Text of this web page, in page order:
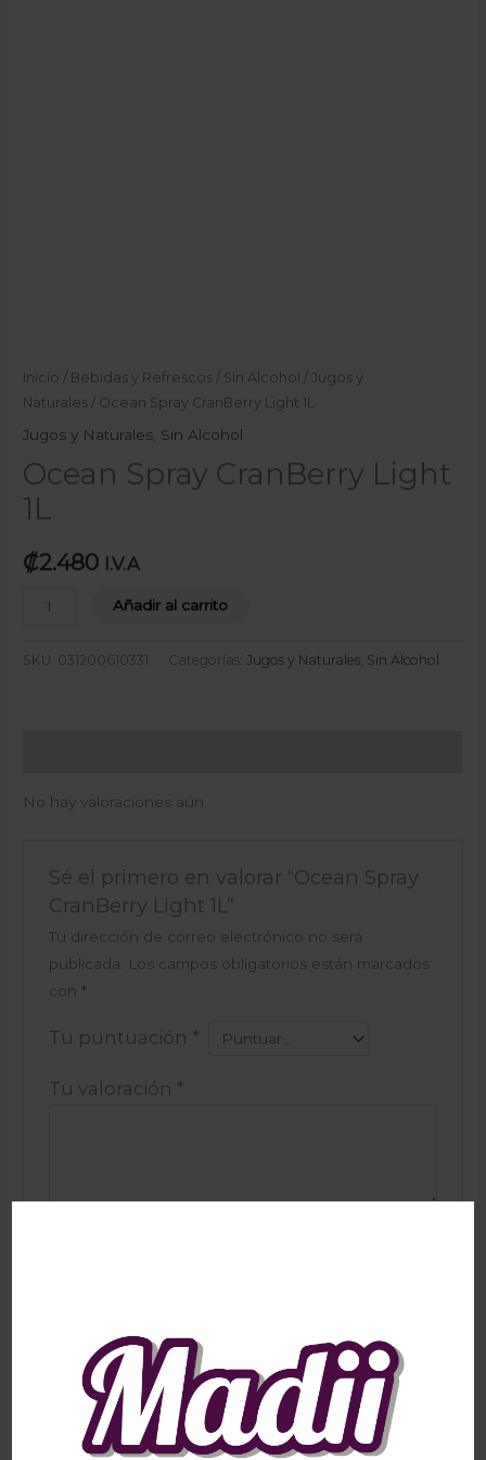
Inicio / Bebidas y Refrescos / Sin Alcohol / Jugos y
Naturales / Ocean Spray CranBerry Light 1L
Jugos y Naturales Sin Alcohol
Ocean Spray CranBerry Light
1L
₡2.480 I.V.A
Añadir al carrito
SKU: 031200610331 Categorías:Jugos y Naturales Sin Alcohol
No hay valoraciones aún.
Sé el primero en valorar “Ocean Spray
CranBerry Light 1L”
Tu dirección de correo electrónico no será
publicada. Los campos obligatorios están marcados
con *
Tu puntuación *
Tu valoración *
Guarda mi nombre, correo electrónico y web en
este navegador para la próxima vez que comente.